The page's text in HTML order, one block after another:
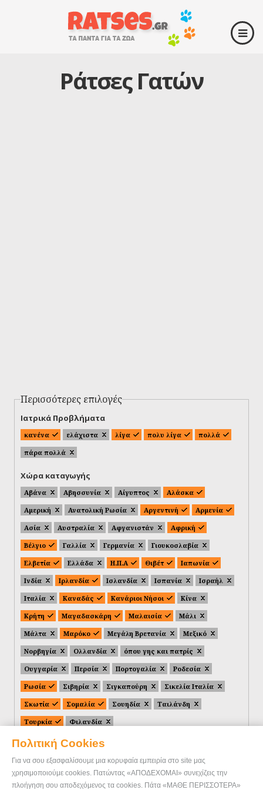
Πολιτική Cookies
Για να σου εξασφαλίσουμε μια κορυφαία εμπειρία στο site μας
χρησιμοποιούμε cookies. Πατώντας «ΑΠΟΔΕΧΟΜΑΙ» συνεχίζεις την
πλοήγηση σου αποδεχόμενος τα cookies. Πάτα «ΜΑΘΕ ΠΕΡΙΣΣΟΤΕΡΑ»
Ράτσες Γατών
Περισσότερες επιλογές
Ιατρικά Προβλήματα
κανένα ελάχιστα λίγα πολυ λίγα
πολλά
πάρα πολλά
Χώρα καταγωγής
Αβάνα Αβησσυνία Αίγυπτος
Αλάσκα
Αμερική
Ανατολική Ρωσία Αργεντινή
Αρμενία
Ασία
Αυστραλία Αφγανιστάν
Αφρική
Βέλγιο
Γαλλία Γερμανία
Γιουκοσλαβία
Ελβετία
Ελλάδα Η.Π.Α Θιβέτ
Ιαπωνία
Ινδία
Ιρλανδία Ισλανδία Ισπανία
Ισραήλ
Ιταλία
Καναδάς Κανάριοι Νήσοι
Κίνα
Κρήτη
Μαγαδασκάρη Μαλαισία
Μάλι
Μάλτα
Μαρόκο Μεγάλη Βρετανία
Μεξικό
Νορβηγία
Ολλανδία
όπου γης και πατρίς
Ουγγαρία
Περσία Πορτογαλία
Ροδεσία
Ρωσία
Σιβηρία Σιγκαπούρη
Σικελία Ιταλία
Σκωτία
Σομαλία Σουηδία
Ταιλάνδη
Τουρκία
Φιλανδία